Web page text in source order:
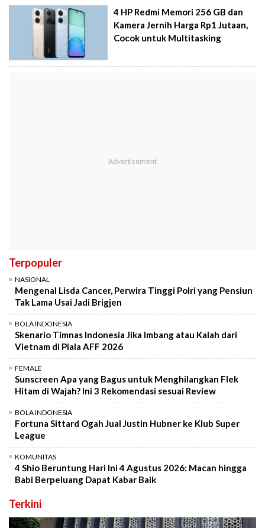
4 HP Redmi Memori 256 GB dan
Kamera Jernih Harga Rp1 Jutaan,
Cocok untuk Multitasking
Terpopuler
NASIONAL
Mengenal Lisda Cancer, Perwira Tinggi Polri yang Pensiun
Tak Lama Usai Jadi Brigjen
BOLA INDONESIA
Skenario Timnas Indonesia Jika Imbang atau Kalah dari
Vietnam di Piala AFF 2026
FEMALE
Sunscreen Apa yang Bagus untuk Menghilangkan Flek
Hitam di Wajah? Ini 3 Rekomendasi sesuai Review
BOLA INDONESIA
Fortuna Sittard Ogah Jual Justin Hubner ke Klub Super
League
KOMUNITAS
4 Shio Beruntung Hari Ini 4 Agustus 2026: Macan hingga
Babi Berpeluang Dapat Kabar Baik
Terkini